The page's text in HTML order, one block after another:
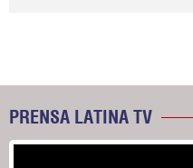
PRENSA LATINA TV